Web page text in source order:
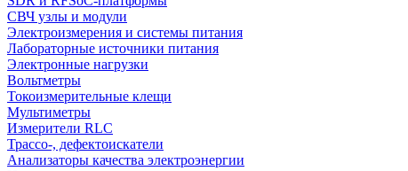
СВЧ узлы и модули
Электроизмерения и системы питания
Лабораторные источники питания
Электронные нагрузки
Вольтметры
Токоизмерительные клещи
Мультиметры
Измерители RLC
Трассо-, дефектоискатели
Анализаторы качества электроэнергии